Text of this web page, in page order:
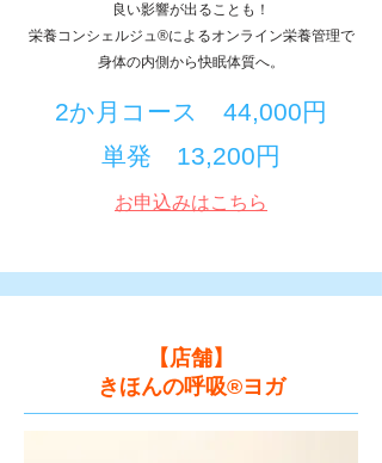
良い影響が出ることも！
栄養コンシェルジュ®によるオンライン栄養管理で
​身体の内側から快眠体質へ。​
2か月コース 44,000円
単発 13,200円
お申込みはこちら
​【店舗】
​きほんの呼吸®ヨガ